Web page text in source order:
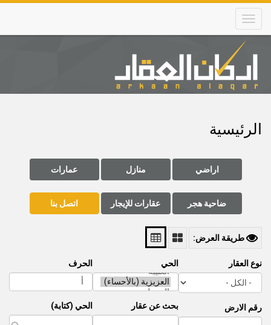
Skip
main
content
Main
navigation
الرئيسية
اراضي منازل عمارات
ضاحية هجر عقارات للإيجار اتصل بنا
طريقة العرض:
نوع العقار
رقم الارض
الحي
بحث عن عقار
الحرف
الحي (كتابة)